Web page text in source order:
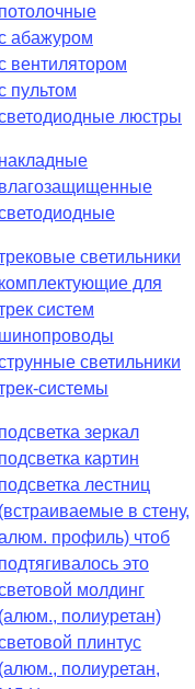
потолочные
абажуром
вентилятором
пультом
люстры
накладные
влагозащищенные
светильники
комплектующие для
систем
шинопроводы
светильники
системы
подсветка зеркал
подсветка картин
подсветка лестниц
(встраиваемые в стену,
профиль) чтоб
подтягивалось это
молдинг
(алюм., полиуретан)
плинтус
(алюм., полиуретан,